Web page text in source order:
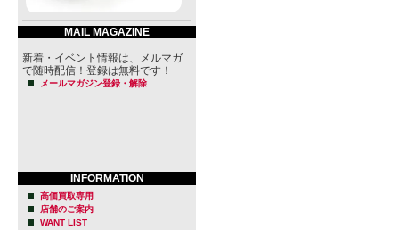
MAIL MAGAZINE
新着・イベント情報は、メルマガ
で随時配信！登録は無料です！
メールマガジン登録・解除
INFORMATION
高価買取専用
店舗のご案内
WANT LIST